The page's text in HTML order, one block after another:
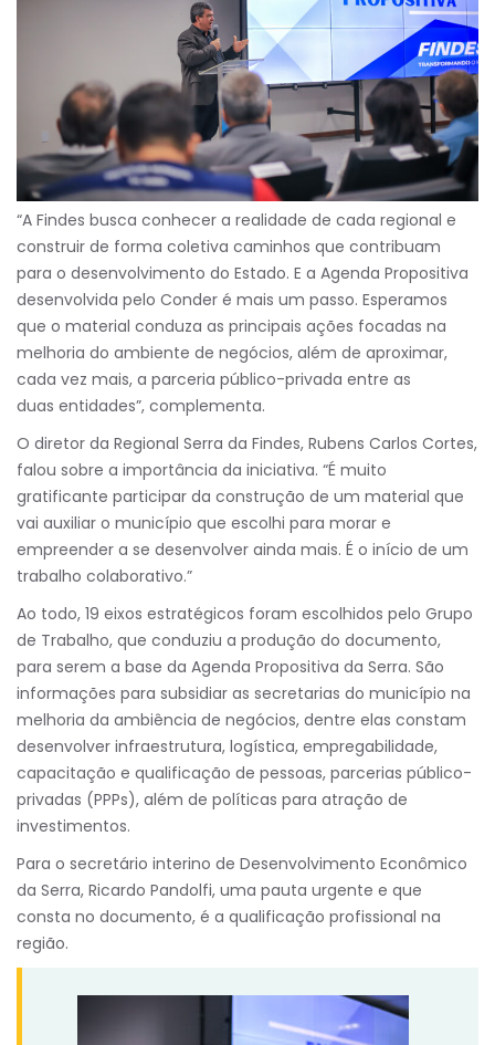
“A Findes busca conhecer a realidade de cada regional e
construir de forma coletiva caminhos que contribuam
para o desenvolvimento do Estado. E a Agenda Propositiva
desenvolvida pelo Conder é mais um passo. Esperamos
que o material conduza as principais ações focadas na
melhoria do ambiente de negócios, além de aproximar,
cada vez mais, a parceria público-privada entre as
duas entidades”, complementa.
O diretor da Regional Serra da Findes, Rubens Carlos Cortes,
falou sobre a importância da iniciativa. “É muito
gratificante participar da construção de um material que
vai auxiliar o município que escolhi para morar e
empreender a se desenvolver ainda mais. É o início de um
trabalho colaborativo.”
Ao todo, 19 eixos estratégicos foram escolhidos pelo Grupo
de Trabalho, que conduziu a produção do documento,
para serem a base da Agenda Propositiva da Serra. São
informações para subsidiar as secretarias do município na
melhoria da ambiência de negócios, dentre elas constam
desenvolver infraestrutura, logística, empregabilidade,
capacitação e qualificação de pessoas, parcerias público-
privadas (PPPs), além de políticas para atração de
investimentos.
Para o secretário interino de Desenvolvimento Econômico
da Serra, Ricardo Pandolfi, uma pauta urgente e que
consta no documento, é a qualificação profissional na
região.